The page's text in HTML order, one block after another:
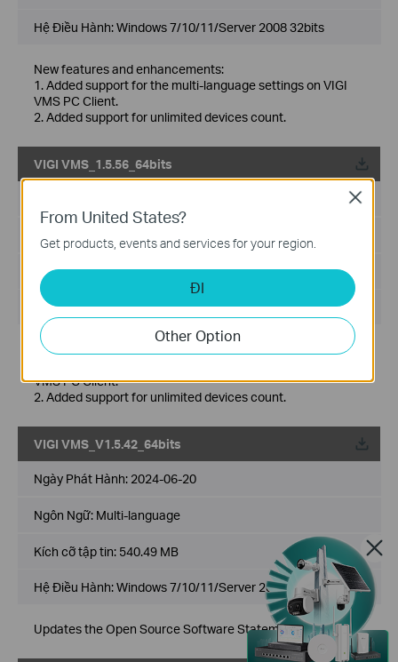
Hệ Điều Hành: Windows 7/10/11/Server 2008 32bits
New features and enhancements:
1. Added support for the multi-language settings on VIGI
VMS PC Client.
2. Added support for unlimited devices count.
VIGI VMS_1.5.56_64bits
Về
Kích cỡ tập tin:559.83 MB
Hệ Điều Hành: Windows 7/10/11/Server 2008 64bits
New features and enhancements:
VMS PC Client.
2. Added support for unlimited devices count.
VIGI VMS_V1.5.42_64bits
Về
Ngày Phát Hành: 2024-06-20
Ngôn Ngữ: Multi-language
Kích cỡ tập tin: 540.49 MB
Hệ Điều Hành: Windows 7/10/11/Server 2008 64bits
Updates the Open Source Software Statement.
From United States?
Get products, events and services for your region.
ĐI
Other Option
Close